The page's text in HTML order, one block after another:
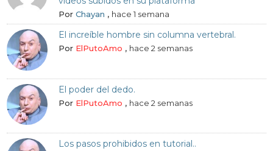
PorChayan , hace 1 semana
El increíble hombre sin columna vertebral.
Por ElPutoAmo , hace 2 semanas
El poder del dedo.
Por ElPutoAmo , hace 2 semanas
Los pasos prohibidos en tutorial..